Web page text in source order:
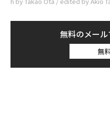
無料のメー
無